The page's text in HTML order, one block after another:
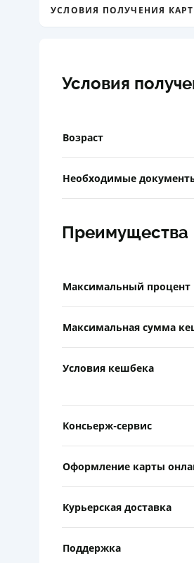
УСЛОВИЯ ПОЛУЧЕНИЯ
Условия
Возраст
Необходимые
Преимущества
Максимальный процент
Максимальная сумма
Условия кешбека
Консьерж-сервис
Оформление карты
Курьерская доставка
Поддержка